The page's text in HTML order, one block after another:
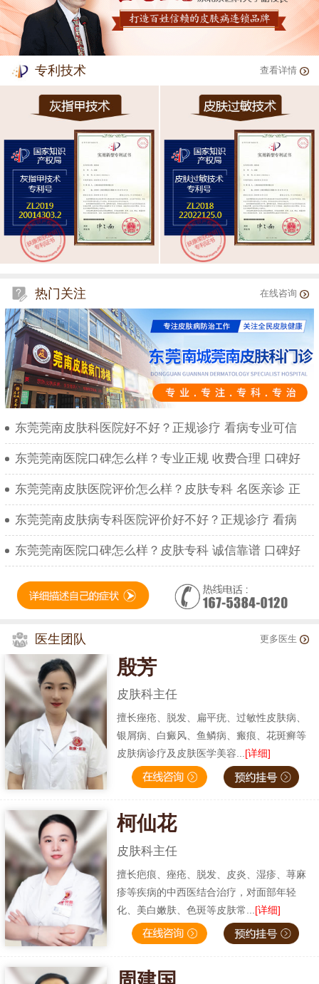
专利技术 查看详情
热门关注 在线咨询
东莞莞南皮肤科医院好不好？正规诊疗 看病专业可信
东莞莞南医院口碑怎么样？专业正规 收费合理 口碑好
东莞莞南皮肤医院评价怎么样？皮肤专科 名医亲诊 正
东莞莞南皮肤病专科医院评价好不好？正规诊疗 看病
东莞莞南医院口碑怎么样？皮肤专科 诚信靠谱 口碑好
医生团队 更多医生
殷芳
皮肤科主任
擅长痤疮、脱发、扁平疣、过敏性皮肤病、
银屑病、白癜风、鱼鳞病、瘢痕、花斑癣等
皮肤病诊疗及皮肤医学美容... [详细]
柯仙花
皮肤科主任
擅长疤痕、痤疮、脱发、皮炎、湿疹、荨麻
疹等疾病的中西医结合治疗，对面部年轻
化、美白嫩肤、色斑等皮肤常... [详细]